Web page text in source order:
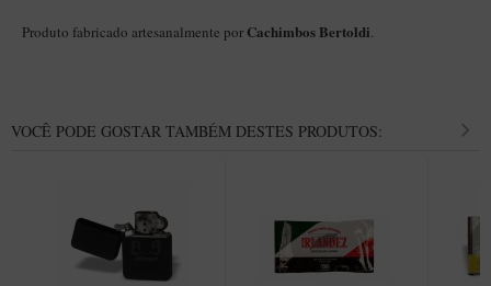
Suportes
Produto fabricado artesanalmente por Cachimbos Bertoldi.
VOCÊ PODE GOSTAR TAMBÉM DESTES PRODUTOS: